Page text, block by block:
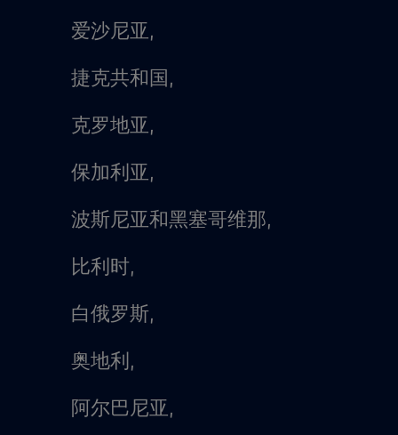
爱沙尼亚,
捷克共和国,
克罗地亚,
保加利亚,
波斯尼亚和黑塞哥维那,
比利时,
白俄罗斯,
奥地利,
阿尔巴尼亚,